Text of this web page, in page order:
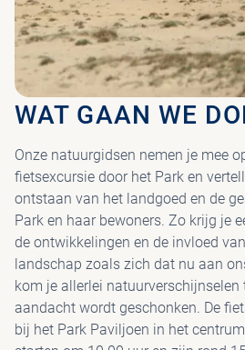
WAT GAAN WE
Onze natuurgidsen nemen je mee
fietsexcursie door het Park en
ontstaan van het landgoed en de
Park en haar bewoners. Zo krijg je
de ontwikkelingen en de invloed
landschap zoals zich dat nu aan
kom je allerlei natuurverschijnselen
aandacht wordt geschonken. De
bij het Park Paviljoen in het